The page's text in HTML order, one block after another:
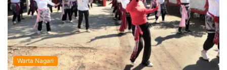
Warta Nagari